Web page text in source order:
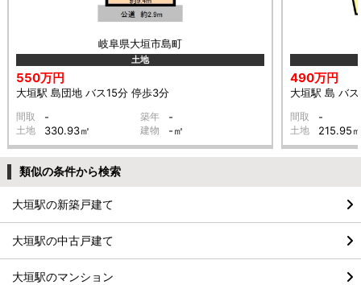
岐阜県大垣市島町
土地
550万円
大垣駅 島団地 バス15分 停歩3分
間取 - 築年 -
土地 330.93㎡ 建物 -㎡
490万円
大垣駅 島 バ
間取 -
土地 215.95
類似の条件から検索
大垣駅の新築戸建て
大垣駅の中古戸建て
大垣駅のマンション